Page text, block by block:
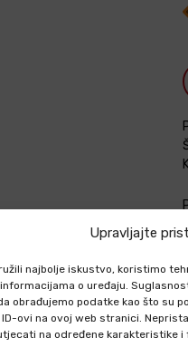
Upravljajte
najbolje iskustvo, koristimo
o uređaju.
obrađujemo podatke kao što su
ovi na ovoj web stranici.
na određene karakteristike i